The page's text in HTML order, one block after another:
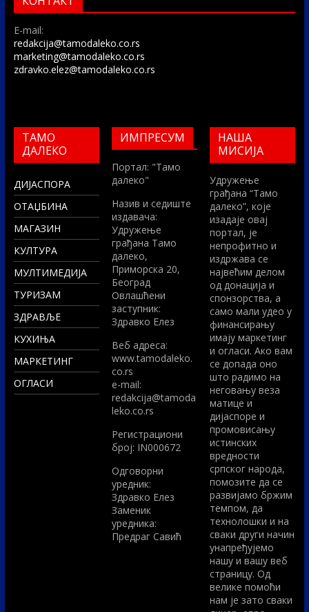
E-mail:
redakcija@tamodaleko.co.rs
marketing@tamodaleko.co.rs
zdravko.elez@tamodaleko.co.rs
ТАМО
ДАЛЕКО
ДИЈАСПОРА
ОТАЏБИНА
МАГАЗИН
КУЛТУРА
МУЛТИМЕДИЈА
ТУРИЗАМ
ЗДРАВЉЕ
КУХИЊА
МАРКЕТИНГ
ОГЛАСИ
ИМПРЕСУМ
Портал: "Тамо
далеко"
Назив и седиште
издавача:
Удружење
грађана Тамо
далеко,
Приморска 20,
Београд
Овлашћени
заступник:
Здравко Елез
Вeб адреса:
www.tamodaleko.
co.rs
e-mail:
redakcija@tamoda
leko.co.rs
Регистрациони
број: IN000672
Одговорни
уредник:
Здравко Елез
Заменик
уредника:
Предраг Савић
НАША
МИСИЈА
Удружење
грађана “Тамо
далеко”, које
изадаје овај
портал, је
непрофитно и
издржава се
највећим делом
од донација и
спонзорства, а
само мали удео у
финансирању
имају маркетинг
и огласи. Ако вам
се допада оно
што радимо на
неговању веза
матице и
дијаспоре и
промовисању
истинских
вредности
српског народа,
помозите да се
развијамо бржим
темпом, да
технолошки и на
сваки други начин
унапређујемо
нашу и вашу веб
страницу. Од
велике помоћи
нам је зато сваки